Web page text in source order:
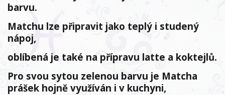
barvu.
Matchu lze připravit jako teplý i studený
nápoj,
oblíbená je také na přípravu latte a koktejlů.
Pro svou sytou zelenou barvu je Matcha
prášek hojně využíván i v kuchyni,